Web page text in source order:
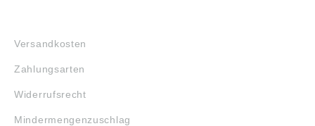
Versandkosten
Zahlungsarten
Widerrufsrecht
Mindermengenzuschlag